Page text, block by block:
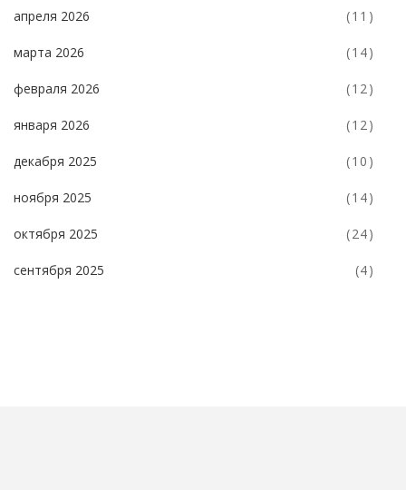
апреля 2026 (11)
марта 2026 (14)
февраля 2026 (12)
января 2026 (12)
декабря 2025 (10)
ноября 2025 (14)
октября 2025 (24)
сентября 2025 (4)